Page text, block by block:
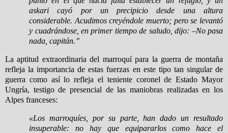
askari cayó por un precipicio desde una altura
considerable. Acudimos creyéndole muerto; pero se levantó
y cuadrándose, en primer tiempo de saludo, dijo: –No pasa
nada, capitán.”
La aptitud extraordinaria del marroquí para la guerra de montaña
refleja la importancia de estas fuerzas en este tipo tan singular de
guerra como así lo refleja el teniente coronel de Estado Mayor
Ungría, testigo de presencial de las maniobras realizadas en los
Alpes franceses:
«Los marroquíes, por su parte, han dado un resultado
insuperable: no hay que equipararlos como hace el